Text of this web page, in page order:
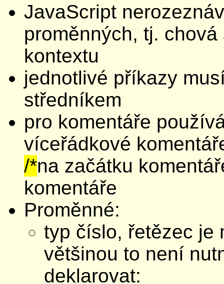
JavaScript
proměnných, tj.
kontextu
jednotlivé příkazy
středníkem
pro komentáře
víceřádkové
/*na začátku
komentáře
Proměnné:
typ číslo, řetězec je
většinou to není
deklarovat: